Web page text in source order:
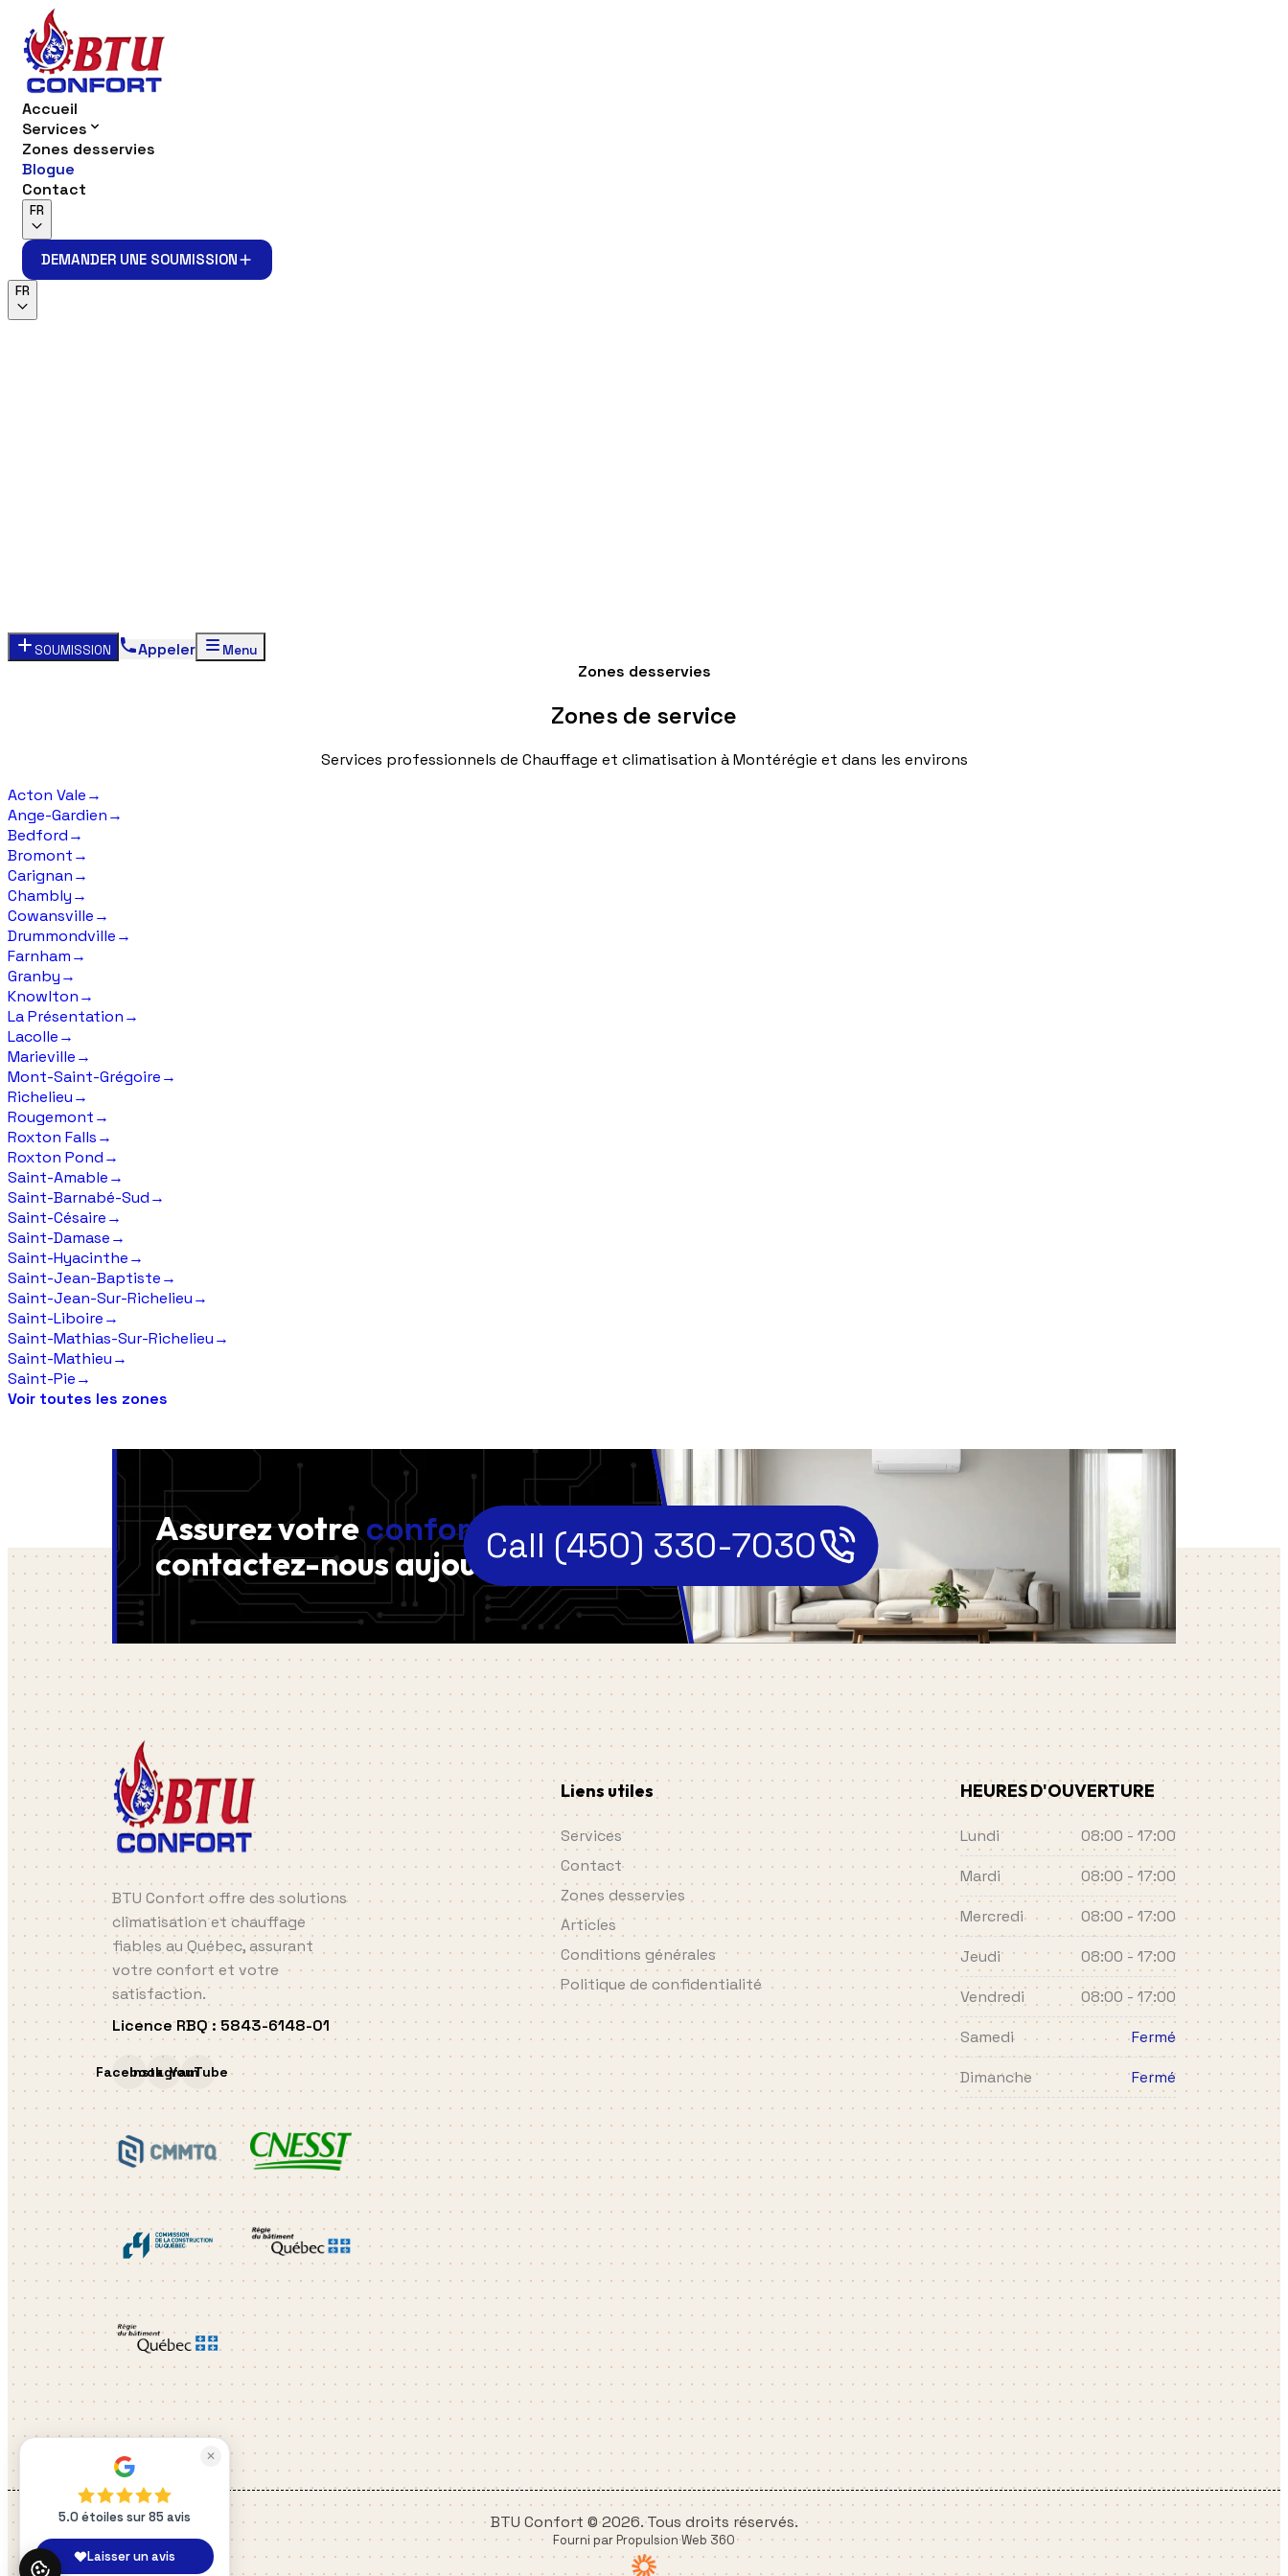
Accueil
Services
Zones desservies
Blogue
Contact
FR
DEMANDER UNE SOUMISSION
DEMANDER UNE SOUMISSION
FR
SOUMISSION Appeler Menu
Zones desservies
Zones de service
Services professionnels de Chauffage et climatisation à Montérégie et dans les environs
Acton Vale→
Ange-Gardien→
Bedford→
Bromont→
Carignan→
Chambly→
Cowansville→
Drummondville→
Farnham→
Granby→
Knowlton→
La Présentation→
Lacolle→
Marieville→
Mont-Saint-Grégoire→
Richelieu→
Rougemont→
Roxton Falls→
Roxton Pond→
Saint-Amable→
Saint-Barnabé-Sud→
Saint-Césaire→
Saint-Damase→
Saint-Hyacinthe→
Saint-Jean-Baptiste→
Saint-Jean-Sur-Richelieu→
Saint-Liboire→
Saint-Mathias-Sur-Richelieu→
Saint-Mathieu→
Saint-Pie→
Voir toutes les zones
Assurez votreconfort ,
contactez-nousaujourd'hui!Call (450) 330-7030
BTU Confort offre des solutions
climatisation et chauffage
fiables au Québec, assurant
votre confort et votre
satisfaction.
Licence RBQ : 5843-6148-01
FacebookInstagramYouTube
Liens utiles
Services
Contact
Zones desservies
Articles
Conditions générales
Politique de confidentialité
HEURES D'OUVERTURE
Lundi
08:00 - 17:00
Mardi
08:00 - 17:00
Mercredi
08:00 - 17:00
Jeudi
08:00 - 17:00
Vendredi
08:00 - 17:00
Samedi
Fermé
Dimanche
Fermé
BTU Confort © 2026. Tous droits réservés.
Fourni par Propulsion Web 360
✕
5.0 étoiles sur 85 avis
Laisser un avis